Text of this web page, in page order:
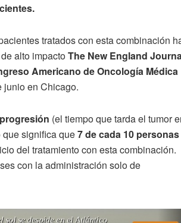
tratados con esta combinación
alto impactoThe New England
Americano de Oncología Médica
junio en Chicago.
(el tiempo que tarda el tumor
que significa que7 de cada 10 personas
del tratamiento con esta combinación.
con la administración solo de